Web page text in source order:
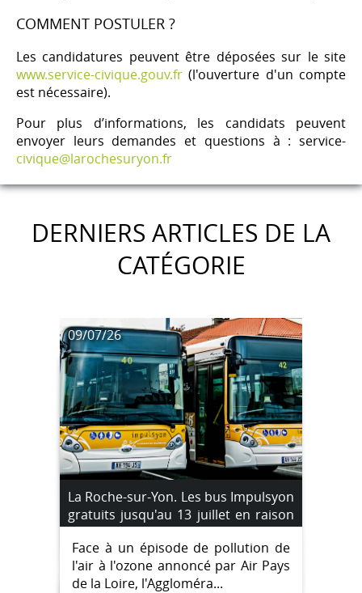
COMMENT POSTULER ?
Les candidatures peuvent être déposées sur le site
www.service-civique.gouv.fr (l'ouverture d'un compte
est nécessaire).
Pour plus d’informations, les candidats peuvent
envoyer leurs demandes et questions à : service-
civique@larochesuryon.fr
DERNIERS ARTICLES DE LA
CATÉGORIE
09/07/26
La Roche-sur-Yon. Les bus Impulsyon
gratuits jusqu'au 13 juillet en raison
d'un pic de pollution à l'ozone
Face à un épisode de pollution de
l'air à l'ozone annoncé par Air Pays
de la Loire, l'Aggloméra...